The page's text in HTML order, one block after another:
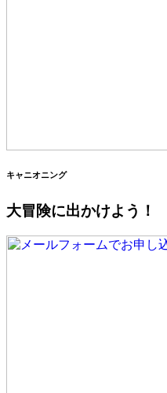
キャニオニング
大冒険に出かけよう！